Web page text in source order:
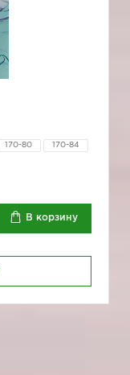
170-80 170-84
В корзину